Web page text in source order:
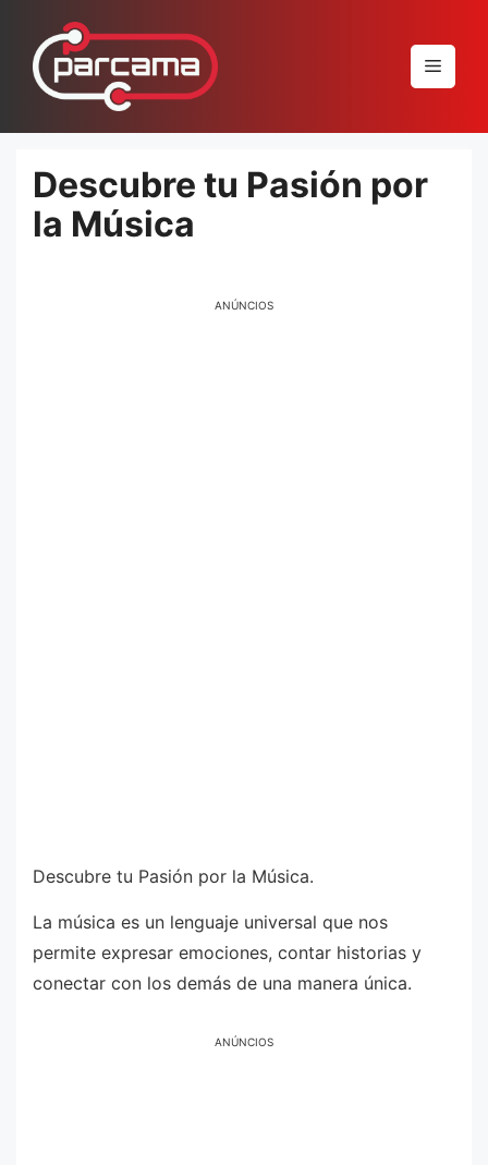
conteúdo
Menu
Descubre tu Pasión por
la Música
ANÚNCIOS
Descubre tu Pasión por la Música.
La música es un lenguaje universal que nos
permite expresar emociones, contar historias y
conectar con los demás de una manera única.
ANÚNCIOS